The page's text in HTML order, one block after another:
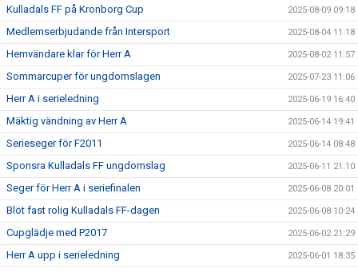
Kulladals FF på Kronborg Cup 2025-08-09 09:18
Medlemserbjudande från Intersport 2025-08-04 11:18
Hemvändare klar för Herr A 2025-08-02 11:57
Sommarcuper för ungdomslagen 2025-07-23 11:06
Herr A i serieledning 2025-06-19 16:40
Mäktig vändning av Herr A 2025-06-14 19:41
Serieseger för F2011 2025-06-14 08:48
Sponsra Kulladals FF ungdomslag 2025-06-11 21:10
Seger för Herr A i seriefinalen 2025-06-08 20:01
Blöt fast rolig Kulladals FF-dagen 2025-06-08 10:24
Cupglädje med P2017 2025-06-02 21:29
Herr A upp i serieledning 2025-06-01 18:35